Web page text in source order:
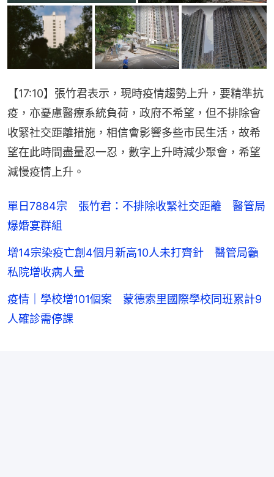
【17:10】張竹君表示，現時疫情趨勢上升，要精準抗
疫，亦憂慮醫療系統負荷，政府不希望，但不排除會
收緊社交距離措施，相信會影響多些市民生活，故希
望在此時間盡量忍一忍，數字上升時減少聚會，希望
減慢疫情上升。
單日7884宗 張竹君：不排除收緊社交距離 醫管局
爆婚宴群組
增14宗染疫亡創4個月新高10人未打齊針 醫管局籲
私院增收病人量
疫情｜學校增101個案 蒙德索里國際學校同班累計9
人確診需停課